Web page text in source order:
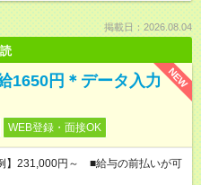
掲載日：2026.08.04
NEW
1650円＊データ入力
WEB登録・面接OK
】231,000円～ ■給与の前払いが可